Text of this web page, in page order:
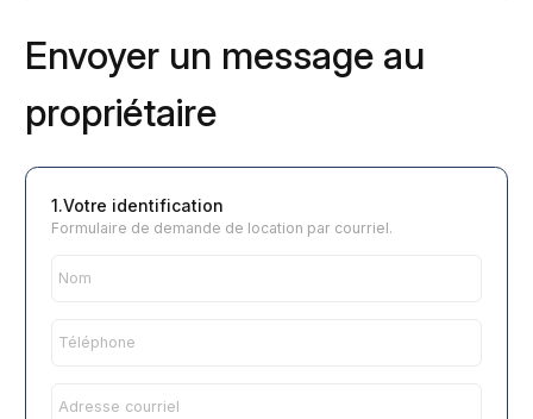
Envoyer un message au
propriétaire
Formulaire de demande de location par courriel.
1.Votre identification